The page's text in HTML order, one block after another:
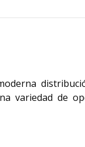
variedad de